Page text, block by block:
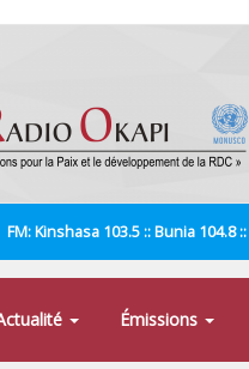
FM: Kinshasa 103.5 :: Bunia 104.8
Émissions